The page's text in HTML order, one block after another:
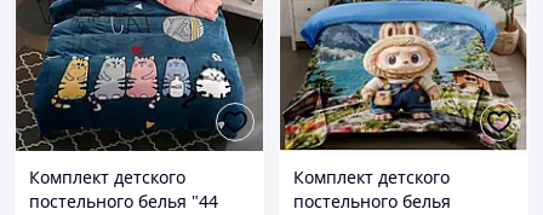
Комплект детского
постельного белья "44
Комплект детского
постельного белья